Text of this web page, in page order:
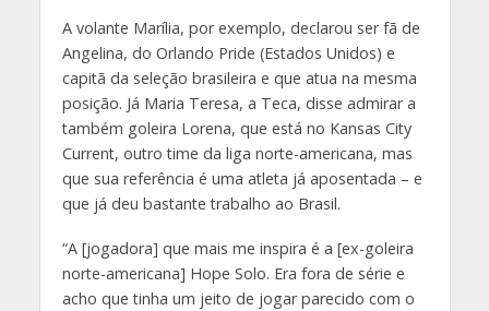
A volante Marília, por exemplo, declarou ser fã de
Angelina, do Orlando Pride (Estados Unidos) e
capitã da seleção brasileira e que atua na mesma
posição. Já Maria Teresa, a Teca, disse admirar a
também goleira Lorena, que está no Kansas City
Current, outro time da liga norte-americana, mas
que sua referência é uma atleta já aposentada – e
que já deu bastante trabalho ao Brasil.
“A [jogadora] que mais me inspira é a [ex-goleira
norte-americana] Hope Solo. Era fora de série e
acho que tinha um jeito de jogar parecido com o